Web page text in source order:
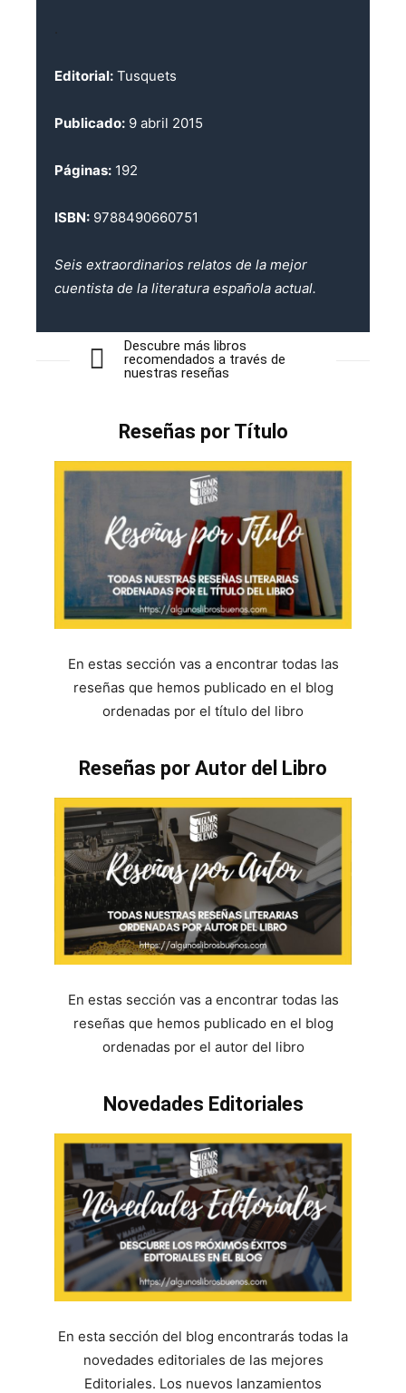
.
Editorial: Tusquets
Publicado: 9 abril 2015
Páginas: 192
ISBN: 9788490660751
Seis extraordinarios relatos de la mejor
cuentista de la literatura española actual.
Descubre más libros
recomendados a través de
nuestras reseñas
Reseñas por Título
En estas sección vas a encontrar todas las
reseñas que hemos publicado en el blog
ordenadas por el título del libro
Reseñas por Autor del Libro
En estas sección vas a encontrar todas las
reseñas que hemos publicado en el blog
ordenadas por el autor del libro
Novedades Editoriales
En esta sección del blog encontrarás todas la
novedades editoriales de las mejores
Editoriales. Los nuevos lanzamientos